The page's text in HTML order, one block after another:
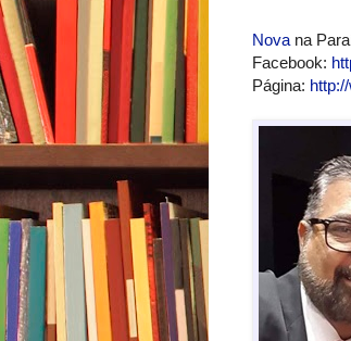
Nova na
Facebook:
Página: